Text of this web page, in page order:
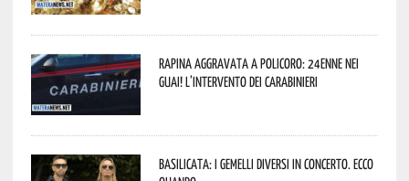
Rapina aggravata a Policoro: 24enne nei
guai! L’intervento dei Carabinieri
Basilicata: i Gemelli DiVersi in concerto. Ecco